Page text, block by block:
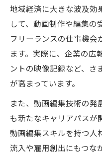
地域経済に大きな波及効
して、動画制作や編集の
フリーランスの仕事機
ます。実際に、企業の広
ントの映像記録など、さ
が高まっています。
また、動画編集技術の発
も新たなキャリアパスが
動画編集スキルを持つ人
流入や雇用創出にもつな